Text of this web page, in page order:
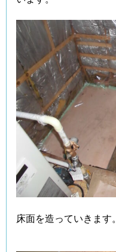
床面を造っていきます。